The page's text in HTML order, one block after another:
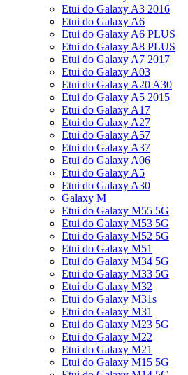
Etui do Galaxy A3 2016
Etui do Galaxy A6
Etui do Galaxy A6 PLUS
Etui do Galaxy A8 PLUS
Etui do Galaxy A7 2017
Etui do Galaxy A03
Etui do Galaxy A20 A30
Etui do Galaxy A5 2015
Etui do Galaxy A17
Etui do Galaxy A27
Etui do Galaxy A57
Etui do Galaxy A37
Etui do Galaxy A06
Etui do Galaxy A5
Etui do Galaxy A30
Galaxy M
Etui do Galaxy M55 5G
Etui do Galaxy M53 5G
Etui do Galaxy M52 5G
Etui do Galaxy M51
Etui do Galaxy M34 5G
Etui do Galaxy M33 5G
Etui do Galaxy M32
Etui do Galaxy M31s
Etui do Galaxy M31
Etui do Galaxy M23 5G
Etui do Galaxy M22
Etui do Galaxy M21
Etui do Galaxy M15 5G